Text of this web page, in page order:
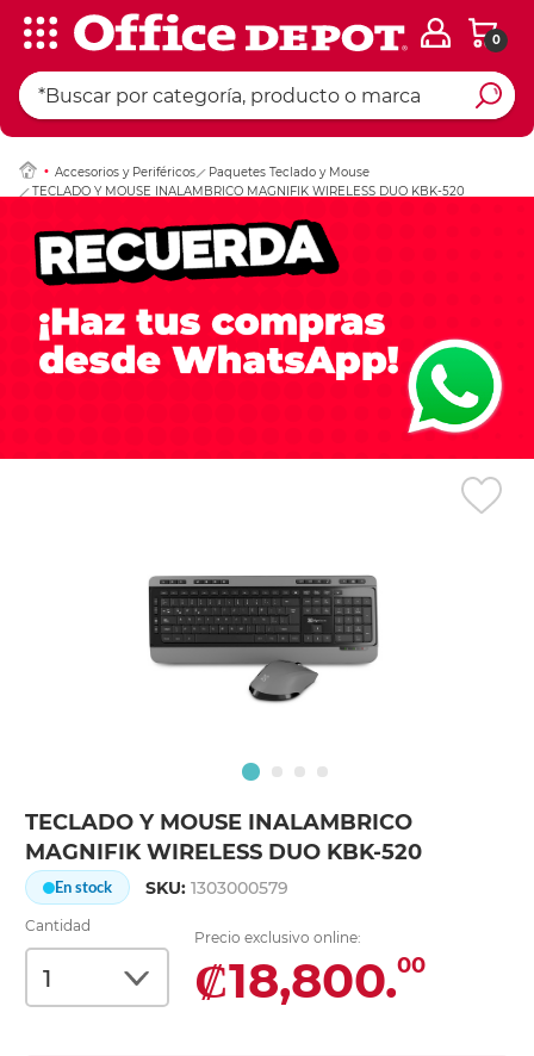
0
Accesorios y Periféricos
Paquetes Teclado y Mouse
TECLADO Y MOUSE INALAMBRICO MAGNIFIK WIRELESS DUO KBK-520
TECLADO Y MOUSE INALAMBRICO
MAGNIFIK WIRELESS DUO KBK-520
En stock SKU:1303000579
Cantidad
Precio exclusivo online:
₡18,800.00
Ingresar Codigo